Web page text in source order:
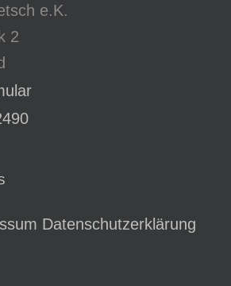
e.K.
2
Datenschutzerklärung